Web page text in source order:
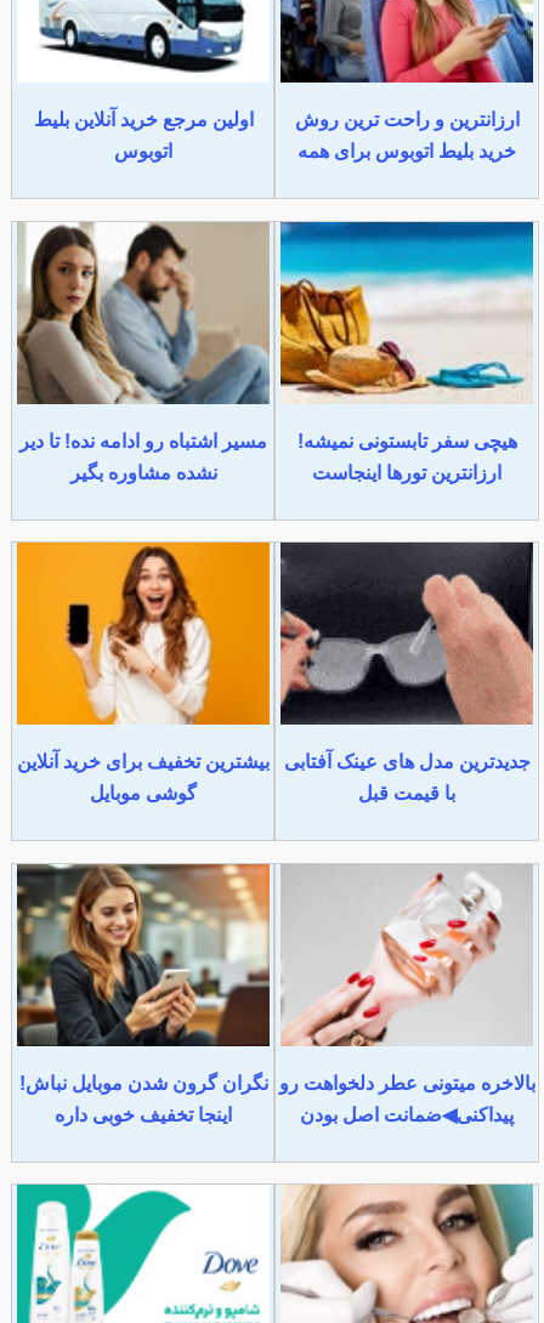
ارزانترین و راحت ترین روش
خرید بلیط اتوبوس برای همه
اولین مرجع خرید آنلاین بلیط
اتوبوس
هیچی سفر تابستونی نمیشه!
ارزانترین تورها اینجاست
مسیر اشتباه رو ادامه نده! تا دیر
نشده مشاوره بگیر
جدیدترین مدل های عینک آفتابی
با قیمت قبل
بیشترین تخفیف برای خرید آنلاین
گوشی موبایل
بالاخره میتونی عطر دلخواهت رو
پیداکنی◀ضمانت اصل بودن
نگران گرون شدن موبایل نباش!
اینجا تخفیف خوبی داره